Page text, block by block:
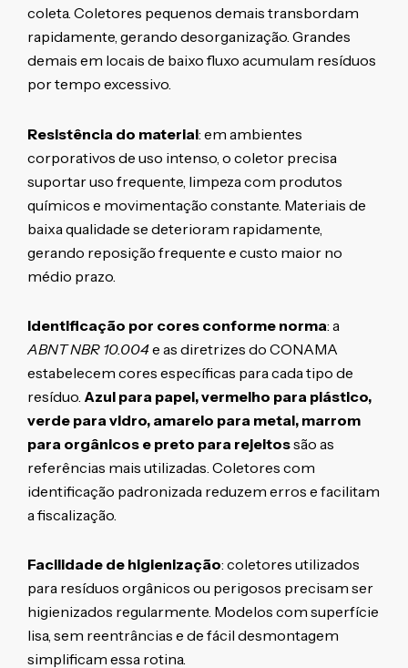
coleta. Coletores pequenos demais transbordam
rapidamente, gerando desorganização. Grandes
demais em locais de baixo fluxo acumulam resíduos
por tempo excessivo.
Resistência do material: em ambientes
corporativos de uso intenso, o coletor precisa
suportar uso frequente, limpeza com produtos
químicos e movimentação constante. Materiais de
baixa qualidade se deterioram rapidamente,
gerando reposição frequente e custo maior no
médio prazo.
Identificação por cores conforme norma: a
ABNT NBR 10.004e as diretrizes do CONAMA
estabelecem cores específicas para cada tipo de
resíduo. Azul para papel, vermelho para plástico,
verde para vidro, amarelo para metal, marrom
para orgânicos e preto para rejeitossão as
referências mais utilizadas. Coletores com
identificação padronizada reduzem erros e facilitam
a fiscalização.
Facilidade de higienização: coletores utilizados
para resíduos orgânicos ou perigosos precisam ser
higienizados regularmente. Modelos com superfície
lisa, sem reentrâncias e de fácil desmontagem
simplificam essa rotina.